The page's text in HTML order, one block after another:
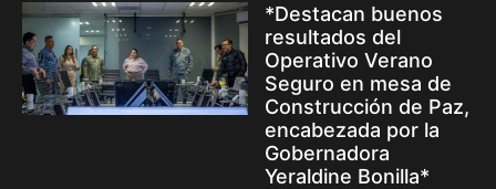
*Destacan buenos
resultados del
Operativo Verano
Seguro en mesa de
Construcción de Paz,
encabezada por la
Gobernadora
Yeraldine Bonilla*